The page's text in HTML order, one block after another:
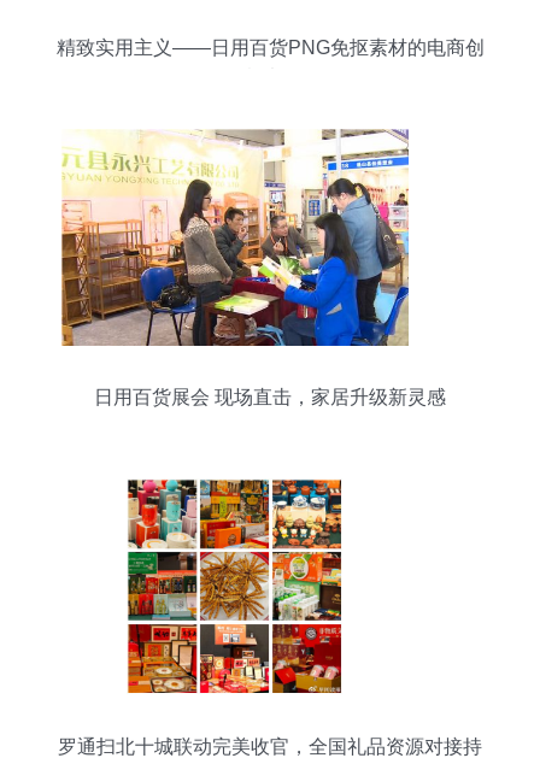
精致实用主义——日用百货PNG免抠素材的电商创
日用百货展会 现场直击，家居升级新灵感
罗通扫北十城联动完美收官，全国礼品资源对接持